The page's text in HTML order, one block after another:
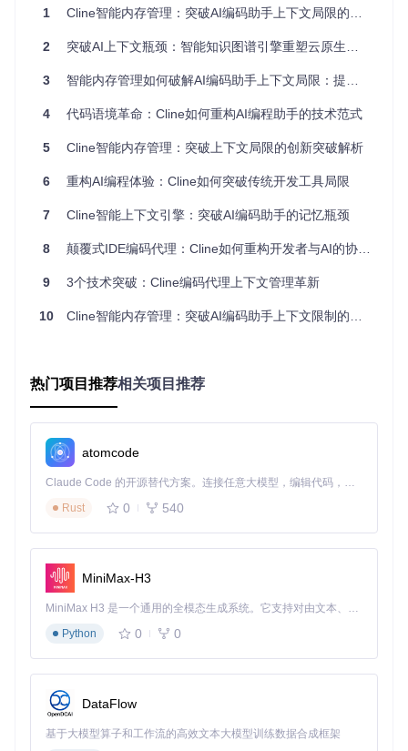
这种"失忆"现象本质上是AI工具与人类工作记忆模式的不匹
目，而当前AI工具则像没有笔记本的学生，只能依赖有限的短
2. 技术方案：Cline的智能内存管理系统
核心价值：解析Cline如何通过创新的内存管理架构，模拟人类
记忆机制，突破传统AI的上下文限制。
Cline作为一款IDE内自治编码代理（Autonomous coding age
如果将传统AI的上下文窗口比作"即时贴"，那么Cline的内存系
当前任务智能检索和组织所需内容。
2.1 内存银行：项目知识的"数字大脑"
内存银行（Memory Bank）是Cline的长期记忆存储系统，它
your-project/
├── memory-bank/              # 内存银行根目录
│   ├── project-brief.md      # 项目基础信息
│   ├── product-context.md    # 产品背景与目标
│   ├── active-context.md     # 当前工作焦点
│   ├── system-patterns.md    # 系统架构与设计模式
│   ├── tech-context.md       # 技术栈与开发环境
ct-brief）到具体细节（system-patterns），从静态知识（tec
h-context）到动态状态（active-context），形成完整的知识
体系。
初始化内存银行只需一个简单命令：
初始化过程中，Cline会自动从现有项目文档中提取关键信息，
1 Cline智能内存管理：突破AI编码助手上下文局限的技术革新
2 突破AI上下文瓶颈：智能知识图谱引擎重塑云原生开发范式
3 智能内存管理如何破解AI编码助手上下文局限：提升开发效率40%的实践指南
4 代码语境革命：Cline如何重构AI编程助手的技术范式
5 Cline智能内存管理：突破上下文局限的创新突破解析
6 重构AI编程体验：Cline如何突破传统开发工具局限
7 Cline智能上下文引擎：突破AI编码助手的记忆瓶颈
8 颠覆式IDE编码代理：Cline如何重构开发者与AI的协作范式
9 3个技术突破：Cline编码代理上下文管理革新
10 Cline智能内存管理：突破AI编码助手上下文限制的技术革新
热门项目推荐相关项目推荐
atomcode
Claude Code 的开源替代方案。连接任意大模型，编辑代码，运行命令，自动验证 — 全自动执行。用 Rust 构建，极致性能。 ｜ An open-source alternative to Claude Code. Connect any LLM, edit code, run commands, and verify changes — autonomously. Built in Rust for speed. Get Started
Rust
0 540
MiniMax-H3
MiniMax H3 是一个通用的全模态生成系统。它支持对由文本、图像、视频和音频组成的多模态上下文进行统一理解，并能生成分辨率高达 2K、时长可达 15 秒的带原生立体声音频的视频。得益于面向任务泛化的系统设计，H3 在预训练阶段就已具备广泛的多模态上下文理解与生成能力，能够出色地执行复杂的多模态指令。
Python
0 0
DataFlow
基于大模型算子和工作流的高效文本大模型训练数据合成框架